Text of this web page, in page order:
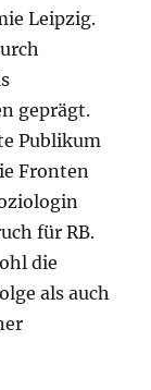
Leipzig.
geprägt.
Publikum
Fronten
für RB.
die
als auch